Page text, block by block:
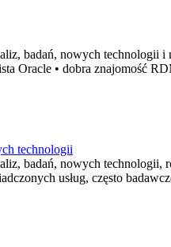
badań, nowych
Oracle • dobra znajomość
technologii
badań, nowych
usług, często